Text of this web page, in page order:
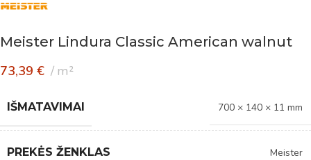
Meister Lindura Classic American walnut
73,39 € m²
IŠMATAVIMAI 700 × 140 × 11 mm
PREKĖS ŽENKLAS Meister